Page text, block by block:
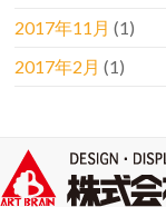
2017年11月 (1)
2017年2月 (1)